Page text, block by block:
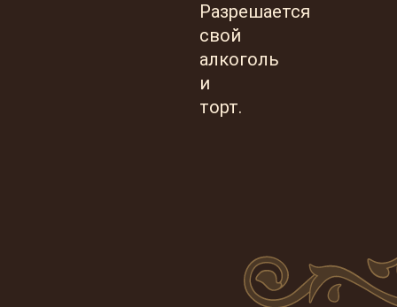
Разрешается
свой
алкоголь
и
торт.